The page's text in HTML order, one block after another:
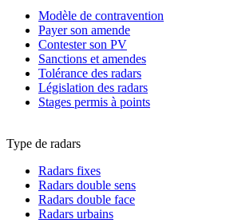
Modèle de contravention
Payer son amende
Contester son PV
Sanctions et amendes
Tolérance des radars
Législation des radars
Stages permis à points
Type de radars
Radars fixes
Radars double sens
Radars double face
Radars urbains